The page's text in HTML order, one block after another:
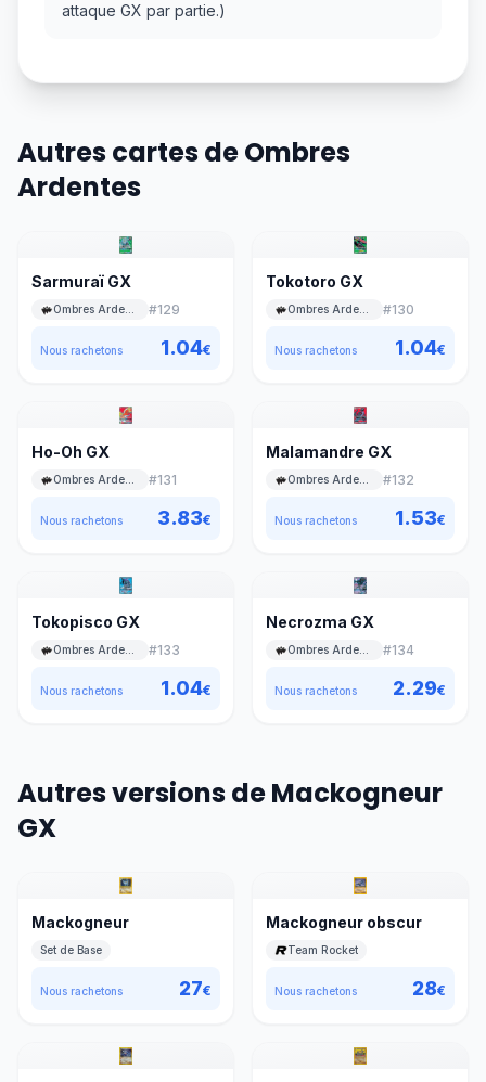
attaque GX par partie.)
Autres cartes de Ombres
Ardentes
Sarmuraï GX
#129
Nous rachetons 1.04€
Tokotoro GX
#130
Nous rachetons 1.04€
Ho-Oh GX
#131
Nous rachetons 3.83€
Malamandre GX
#132
Nous rachetons 1.53€
Tokopisco GX
#133
Nous rachetons 1.04€
Necrozma GX
#134
Nous rachetons 2.29€
Autres versions de Mackogneur
GX
Mackogneur
Set de Base
Nous rachetons 27€
Mackogneur obscur
Team Rocket
Nous rachetons 28€